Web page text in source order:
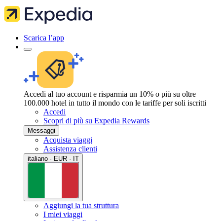
Scarica l’app
Accedi al tuo account e risparmia un 10% o più su oltre
100.000 hotel in tutto il mondo con le tariffe per soli iscritti
Accedi
Scopri di più su Expedia Rewards
Messaggi
Acquista viaggi
Assistenza clienti
italiano · EUR · IT
Aggiungi la tua struttura
I miei viaggi